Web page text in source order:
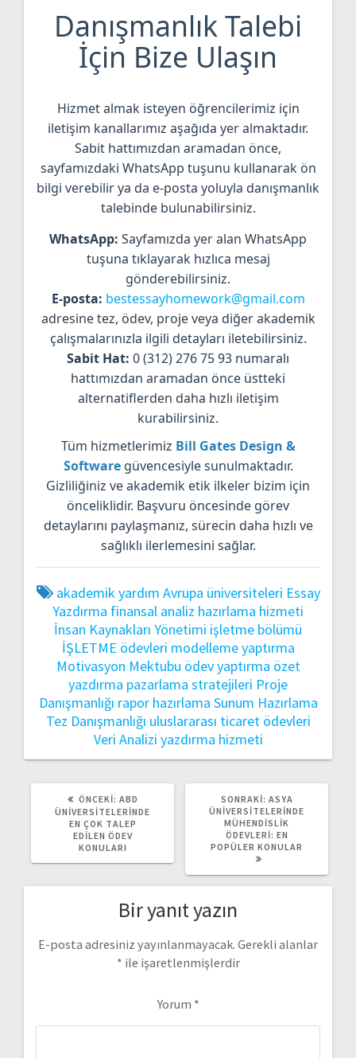
Danışmanlık Talebi
İçin Bize Ulaşın
Hizmet almak isteyen öğrencilerimiz için
iletişim kanallarımız aşağıda yer almaktadır.
Sabit hattımızdan aramadan önce,
sayfamızdaki WhatsApp tuşunu kullanarak ön
bilgi verebilir ya da e-posta yoluyla danışmanlık
talebinde bulunabilirsiniz.
WhatsApp: Sayfamızda yer alan WhatsApp
tuşuna tıklayarak hızlıca mesaj
gönderebilirsiniz.
E-posta: bestessayhomework@gmail.com
adresine tez, ödev, proje veya diğer akademik
çalışmalarınızla ilgili detayları iletebilirsiniz.
Sabit Hat: 0 (312) 276 75 93 numaralı
hattımızdan aramadan önce üstteki
alternatiflerden daha hızlı iletişim
kurabilirsiniz.
Tüm hizmetlerimiz Bill Gates Design &
Softwaregüvencesiyle sunulmaktadır.
Gizliliğiniz ve akademik etik ilkeler bizim için
önceliklidir. Başvuru öncesinde görev
detaylarını paylaşmanız, sürecin daha hızlı ve
sağlıklı ilerlemesini sağlar.
akademik yardım Avrupa üniversiteleri Essay
Yazdırma finansal analiz hazırlama hizmeti
İnsan Kaynakları Yönetimi işletme bölümü
İŞLETME ödevleri modelleme yaptırma
Motivasyon Mektubu ödev yaptırma özet
yazdırma pazarlama stratejileri Proje
Danışmanlığı rapor hazırlama Sunum Hazırlama
Tez Danışmanlığı uluslararası ticaret ödevleri
Veri Analizi yazdırma hizmeti
ÖNCEKI: ÖNCEKI
YAZI:
ABD
ÜNIVERSITELERINDE
EN ÇOK TALEP
EDILEN ÖDEV
KONULARI
SONRAKI: SONRAKI
YAZI:
ASYA
ÜNIVERSITELERINDE
MÜHENDISLIK
ÖDEVLERI: EN
POPÜLER KONULAR
Bir yanıt yazın
E-posta adresiniz yayınlanmayacak. Gerekli alanlar
* ile işaretlenmişlerdir
Yorum *